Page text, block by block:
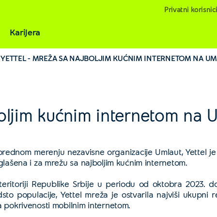
Privatni
Karijera
YETTEL - MREŽA SA NAJBOLJIM KUĆNIM INTERNETOM NA
kućnim internetom na
merenju nezavisne organizacije Umlaut, Yettel
i za mrežu sa najboljim kućnim internetom.
Republike Srbije u periodu od oktobra 2023.
populacije, Yettel mreža je ostvarila najviši ukupni
mobilnim internetom.